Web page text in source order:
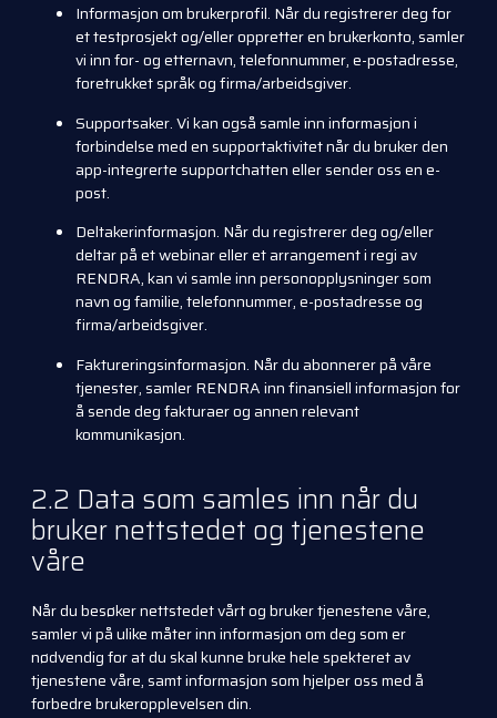
Informasjon om brukerprofil. Når du registrerer deg for
et testprosjekt og/eller oppretter en brukerkonto, samler
vi inn for- og etternavn, telefonnummer, e-postadresse,
foretrukket språk og firma/arbeidsgiver.
Supportsaker. Vi kan også samle inn informasjon i
forbindelse med en supportaktivitet når du bruker den
app-integrerte supportchatten eller sender oss en e-
post.
Deltakerinformasjon. Når du registrerer deg og/eller
deltar på et webinar eller et arrangement i regi av
RENDRA, kan vi samle inn personopplysninger som
navn og familie, telefonnummer, e-postadresse og
firma/arbeidsgiver.
Faktureringsinformasjon. Når du abonnerer på våre
tjenester, samler RENDRA inn finansiell informasjon for
å sende deg fakturaer og annen relevant
kommunikasjon.
2.2 Data som samles inn når du
bruker nettstedet og tjenestene
våre
Når du besøker nettstedet vårt og bruker tjenestene våre,
samler vi på ulike måter inn informasjon om deg som er
nødvendig for at du skal kunne bruke hele spekteret av
tjenestene våre, samt informasjon som hjelper oss med å
forbedre brukeropplevelsen din.